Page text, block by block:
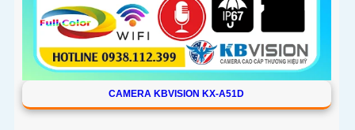
CAMERA KBVISION KX-A51D